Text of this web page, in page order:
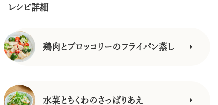
レシピ詳細
鶏肉とブロッコリーのフライパン蒸し
水菜とちくわのさっぱりあえ